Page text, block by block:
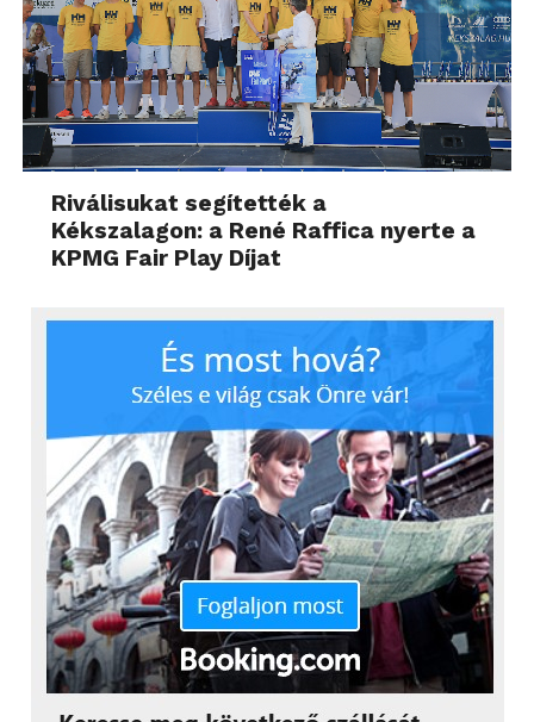
Riválisukat segítették a
Kékszalagon: a René Raffica nyerte a
KPMG Fair Play Díjat